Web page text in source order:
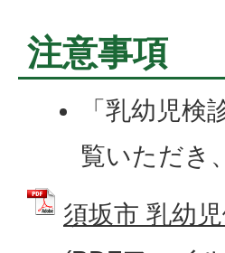
注意事項
「乳幼児
覧いただき
須坂市 乳幼